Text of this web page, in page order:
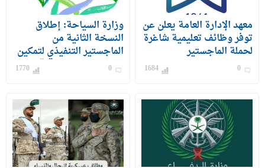
معهد الإدارة العامة يعلن عن
توفر وظائف تعليمية شاغرة
لحملة الماجستير
0
1684
وزارة السياحة: إطلاق
النسخة الثانية من
الماجستير التنفيذي لتمكين
الكوادر الوطنية من قيادة
القطاع السياحي بالمملكة
0
1770